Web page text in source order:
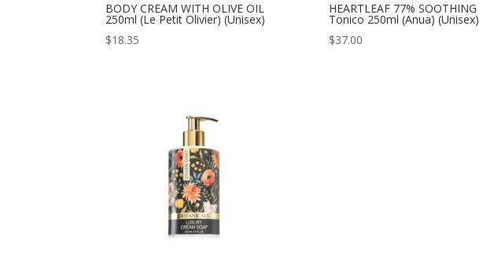
BODY CREAM WITH OLIVE OIL
250ml (Le Petit Olivier) (Unisex)
$18.35
HEARTLEAF 77% SOOTHING
Tonico 250ml (Anua) (Unisex)
$37.00